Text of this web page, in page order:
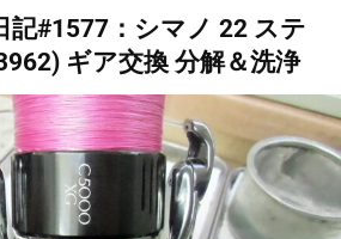
記#1577：シマノ 22 ステ
ギア交換 分解＆洗浄